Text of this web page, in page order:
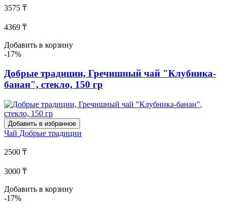
3575 ₸
4369 ₸
Добавить в корзину
-17%
Добрые традиции, Гречишный чай "Клубника-
банан", стекло, 150 гр
Добавить в избранное
Чай Добрые традиции
2500 ₸
3000 ₸
Добавить в корзину
-17%